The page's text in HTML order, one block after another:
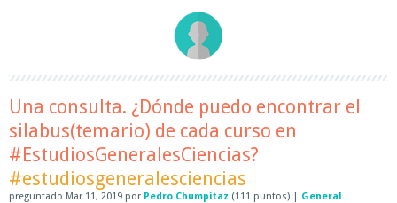
Una consulta. ¿Dónde puedo encontrar el
silabus(temario) de cada curso en
#EstudiosGeneralesCiencias?
#estudiosgeneralesciencias
preguntado Mar 11, 2019 por Pedro Chumpitaz (111 puntos) | General